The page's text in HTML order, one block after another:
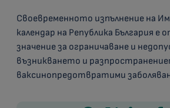
Своевременното изпълнение на
календар на Република България е
значение за ограничаване и
възникването и
ваксинопредотвратими